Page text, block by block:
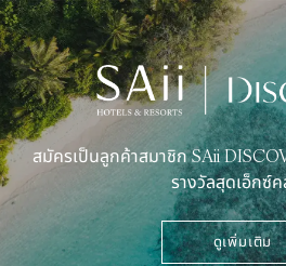
สมัครเป็นลูกค้าสมาชิก SAii
รางวัลสุดเอ็กซ์
ดูเพิ่มเติม